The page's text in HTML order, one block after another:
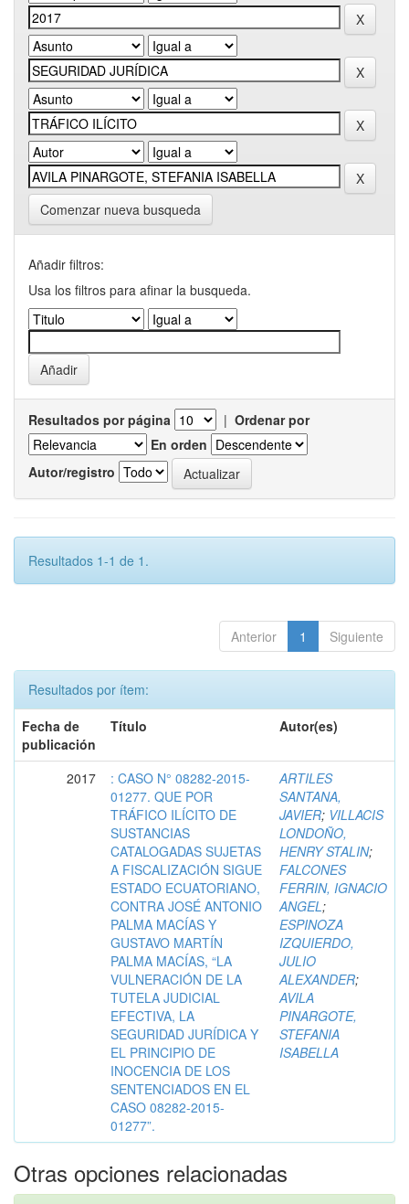
Comenzar nueva busqueda
Añadir filtros:
Usa los filtros para afinar la busqueda.
Resultados por página | Ordenar por
En orden
Autor/registro
Resultados 1-1 de 1.
Anterior 1 Siguiente
Resultados por ítem:
Fecha de
publicación
Título Autor(es)
2017
: CASO N° 08282-2015-
01277. QUE POR
TRÁFICO ILÍCITO DE
SUSTANCIAS
CATALOGADAS SUJETAS
A FISCALIZACIÓN SIGUE
ESTADO ECUATORIANO,
CONTRA JOSÉ ANTONIO
PALMA MACÍAS Y
GUSTAVO MARTÍN
PALMA MACÍAS, “LA
VULNERACIÓN DE LA
TUTELA JUDICIAL
EFECTIVA, LA
SEGURIDAD JURÍDICA Y
EL PRINCIPIO DE
INOCENCIA DE LOS
SENTENCIADOS EN EL
CASO 08282-2015-
01277”.
ARTILES
SANTANA,
JAVIER; VILLACIS
LONDOÑO,
HENRY STALIN;
FALCONES
FERRIN, IGNACIO
ANGEL;
ESPINOZA
IZQUIERDO,
JULIO
ALEXANDER;
AVILA
PINARGOTE,
STEFANIA
ISABELLA
Otras opciones relacionadas